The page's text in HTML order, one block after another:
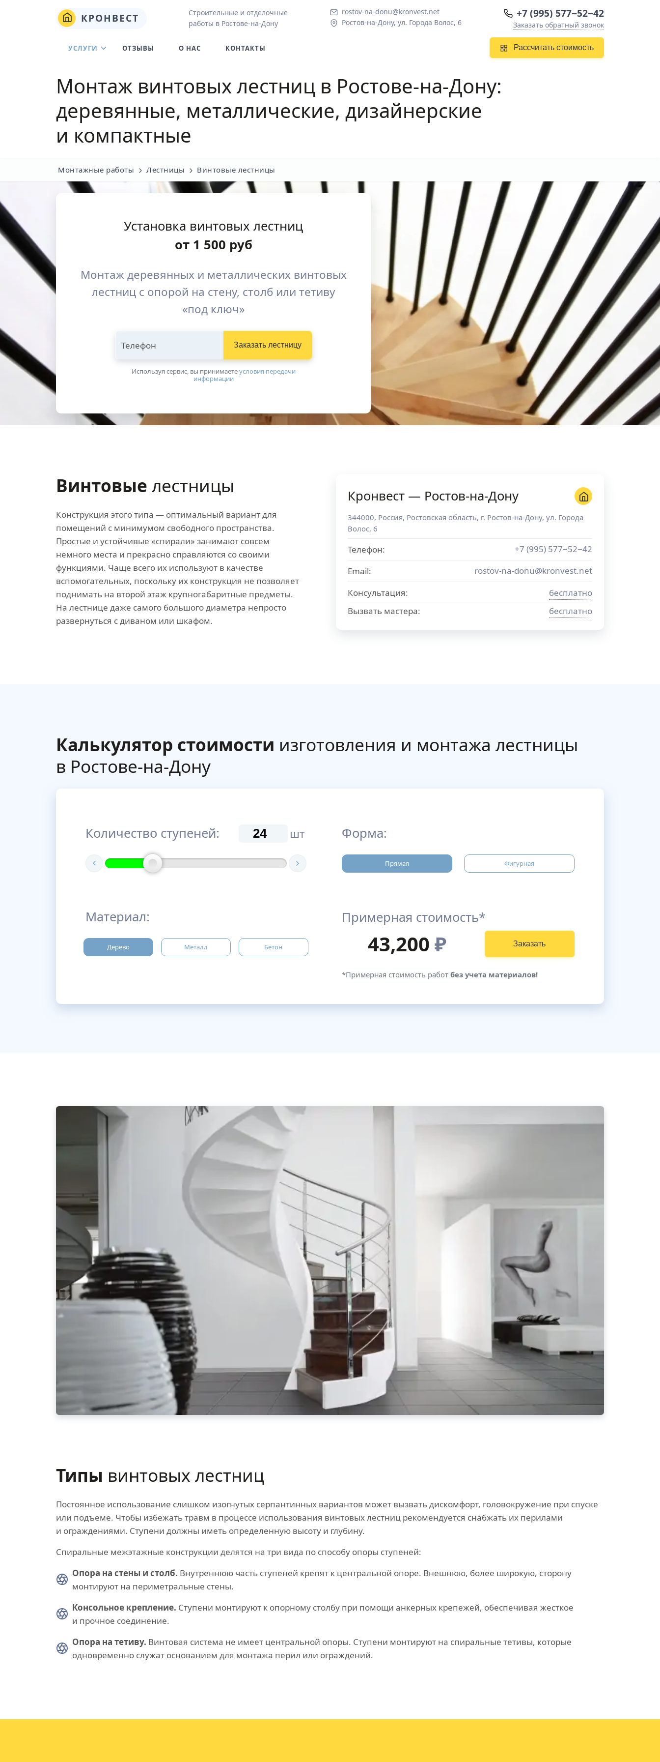
КРОНВЕСТ
Строительные и отделочные
работы в Ростове-на-Дону
rostov-na-donu@kronvest.net
Ростов-на-Дону, ул. Города Волос, 6
+7 (995) 577−52−42
Заказать обратный звонок
Рассчитать стоимость
УСЛУГИ ОТЗЫВЫ О НАС КОНТАКТЫ
Монтаж винтовых лестниц в Ростове-на-Дону:
деревянные, металлические, дизайнерские
и компактные
Монтажные работы Лестницы Винтовые лестницы
Установка винтовых лестниц
от 1 500 руб
Монтаж деревянных и металлических винтовых
лестниц с опорой на стену, столб или тетиву
«под ключ»
Телефон Заказать лестницу
Используя сервис, вы принимаетeусловия передачи
информации
Винтовые лестницы
Конструкция этого типа — оптимальный вариант для
помещений с минимумом свободного пространства.
Простые и устойчивые «спирали» занимают совсем
немного места и прекрасно справляются со своими
функциями. Чаще всего их используют в качестве
вспомогательных, поскольку их конструкция не позволяет
поднимать на второй этаж крупногабаритные предметы.
На лестнице даже самого большого диаметра непросто
развернуться с диваном или шкафом.
Кронвест — Ростов-на-Дону
344000, Россия, Ростовская область, г. Ростов-на-Дону, ул. Города
Волос, 6
Телефон:
+7 (995) 577−52−42
Email:
rostov-na-donu@kronvest.net
Консультация:
бесплатно
Вызвать мастера:
бесплатно
Калькулятор стоимости изготовления и монтажа лестницы
в Ростове-на-Дону
Количество ступеней: шт
Материал:
Дерево Металл Бетон
Форма:
Прямая Фигурная
Примерная стоимость*
43,200 ₽ Заказать
*Примерная стоимость работ без учета материалов!
Типы винтовых лестниц
Постоянное использование слишком изогнутых серпантинных вариантов может вызвать дискомфорт, головокружение при спуске
или подъеме. Чтобы избежать травм в процессе использования винтовых лестниц рекомендуется снабжать их перилами
и ограждениями. Ступени должны иметь определенную высоту и глубину.
Спиральные межэтажные конструкции делятся на три вида по способу опоры ступеней:
Опора на стены и столб. Внутреннюю часть ступеней крепят к центральной опоре. Внешнюю, более широкую, сторону
монтируют на периметральные стены.
Консольное крепление. Ступени монтируют к опорному столбу при помощи анкерных крепежей, обеспечивая жесткое
и прочное соединение.
Опора на тетиву. Винтовая система не имеет центральной опоры. Ступени монтируют на спиральные тетивы, которые
одновременно служат основанием для монтажа перил или ограждений.